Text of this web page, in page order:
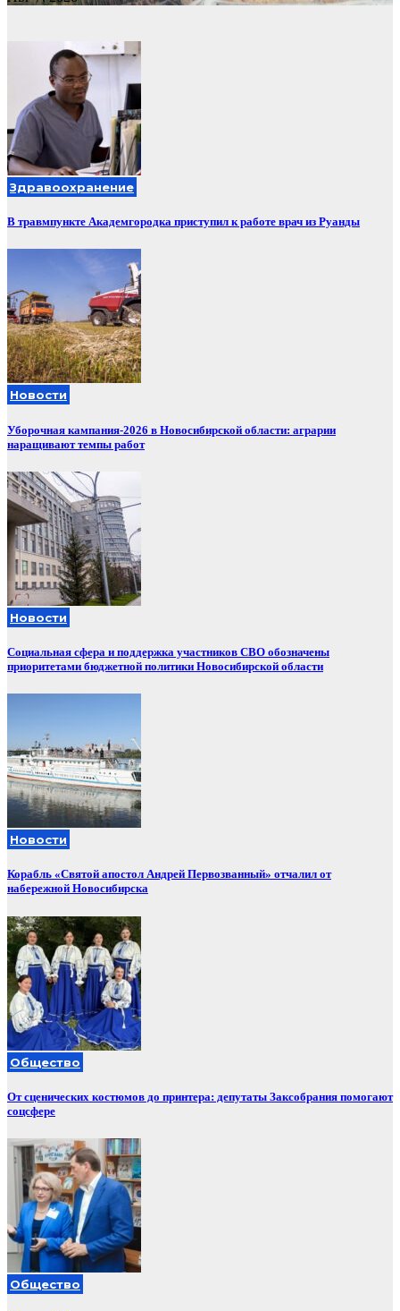
Здравоохранение
В травмпункте Академгородка приступил к работе врач из Руанды
Новости
Уборочная кампания‑2026 в Новосибирской области: аграрии
наращивают темпы работ
Новости
Социальная сфера и поддержка участников СВО обозначены
приоритетами бюджетной политики Новосибирской области
Новости
Корабль «Святой апостол Андрей Первозванный» отчалил от
набережной Новосибирска
Общество
От сценических костюмов до принтера: депутаты Заксобрания помогают
соцсфере
Общество